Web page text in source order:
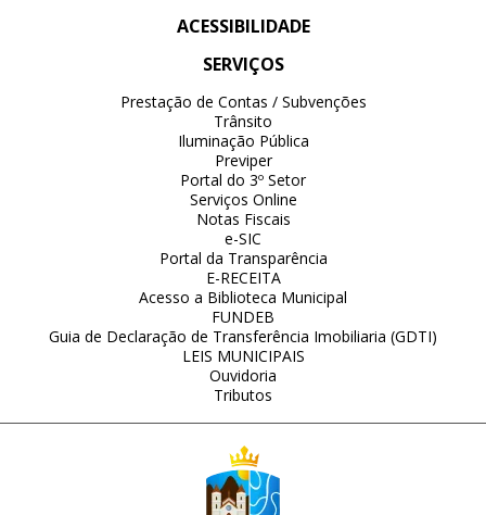
ACESSIBILIDADE
SERVIÇOS
Prestação de Contas / Subvenções
Trânsito
Iluminação Pública
Previper
Portal do 3º Setor
Serviços Online
Notas Fiscais
e-SIC
Portal da Transparência
E-RECEITA
Acesso a Biblioteca Municipal
FUNDEB
Guia de Declaração de Transferência Imobiliaria (GDTI)
LEIS MUNICIPAIS
Ouvidoria
Tributos